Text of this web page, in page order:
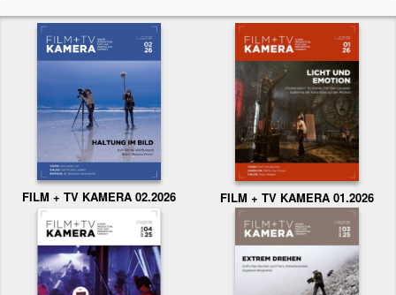
FILM + TV KAMERA 02.2026 FILM + TV KAMERA 01.2026